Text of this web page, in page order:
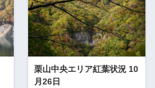
栗山中央エリア紅葉状況 10
月26日